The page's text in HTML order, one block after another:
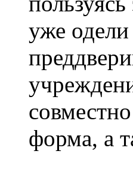
уже
форма, а